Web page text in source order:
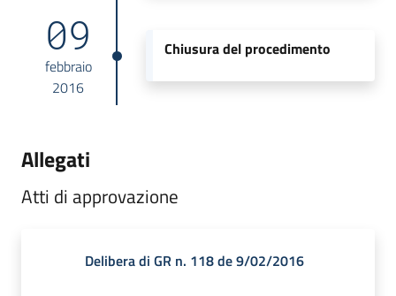
09
febbraio
2016
Chiusura del procedimento
Allegati
Atti di approvazione
Delibera di GR n. 118 de 9/02/2016